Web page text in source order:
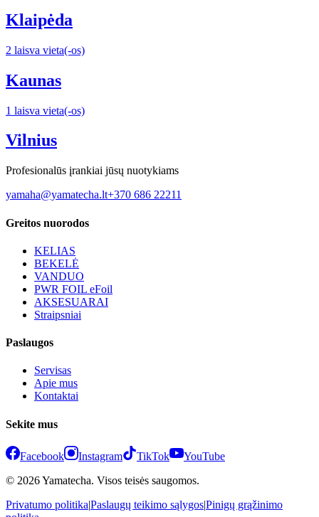
Klaipėda
2 laisva vieta(-os)
Kaunas
1 laisva vieta(-os)
Vilnius
Profesionalūs įrankiai jūsų nuotykiams
yamaha@yamatecha.lt+370 686 22211
Greitos nuorodos
KELIAS
BEKELĖ
VANDUO
PWR FOIL eFoil
AKSESUARAI
Straipsniai
Paslaugos
Servisas
Apie mus
Kontaktai
Sekite mus
Facebook Instagram TikTok
YouTube
© 2026 Yamatecha. Visos teisės saugomos.
Privatumo politika|Paslaugų teikimo sąlygos|Pinigų grąžinimo